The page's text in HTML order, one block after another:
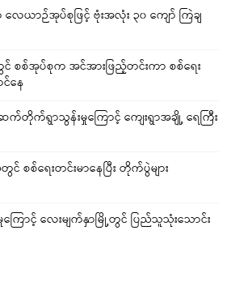
ေယာဉ်အုပ်စုဖြင့် ဗုံးအလုံး ၃၀ ကျော် ကြဲချ
တွင် စစ်အုပ်စုက အင်အားဖြည့်တင်းကာ စစ်ရေး
နေ
က်တိုက်ရွာသွန်းမှုကြောင့် ကျေးရွာအချို့ ရေကြီး
စစ်ရေးတင်းမာနေပြီး တိုက်ပွဲများ
ြောင့် လေးမျက်နှာမြို့တွင် ပြည်သူသုံးသောင်း